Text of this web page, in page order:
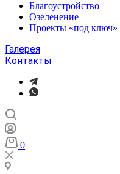
Благоустройство
Озеленение
Проекты «под ключ»
Галерея
Контакты
0